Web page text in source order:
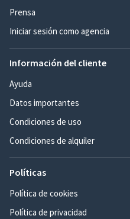
Prensa
Iniciar sesión como agencia
Información del cliente
Ayuda
Datos importantes
Condiciones de uso
Condiciones de alquiler
Políticas
Política de cookies
Política de privacidad